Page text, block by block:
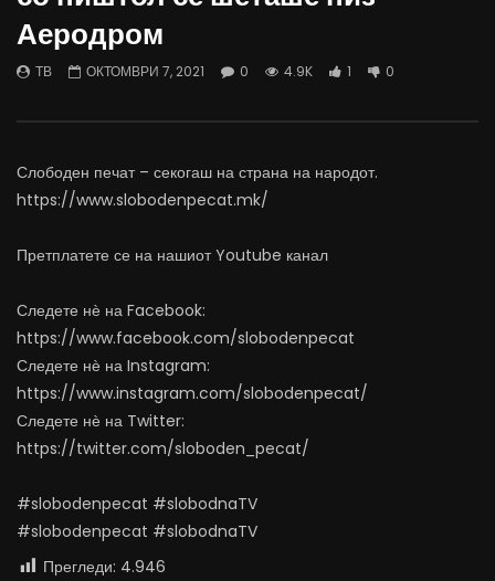
Вести на „Слободен Печат“
06.08.2026
АВГУСТ 6, 2026
АВГУСТ 6, 2026
Аеродром
ТВ ОКТОМВРИ 7, 2021 0 4.9K 1 0
Слободен печат – секогаш на страна на народот.
https://www.slobodenpecat.mk/
Претплатете се на нашиот Youtube канал
Следете нѐ на Facebook:
https://www.facebook.com/slobodenpecat
Следете нѐ на Instagram:
https://www.instagram.com/slobodenpecat/
Следете нѐ на Twitter:
https://twitter.com/sloboden_pecat/
#slobodenpecat #slobodnaTV
#slobodenpecat #slobodnaTV
Прегледи: 4.946